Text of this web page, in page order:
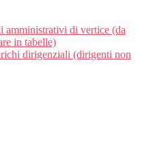
amministrativi di vertice (da
in tabelle)
dirigenziali (dirigenti non